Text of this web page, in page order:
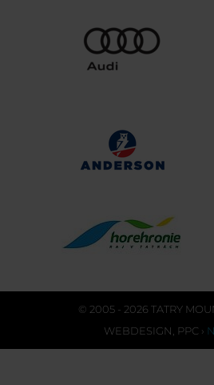
© 2005 - 2026 TATRY
WEBDESIGN, PPC ›